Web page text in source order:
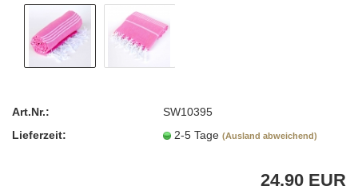
Art.Nr.:
SW10395
Lieferzeit:
2-5 Tage(Ausland abweichend)
24,90 EUR